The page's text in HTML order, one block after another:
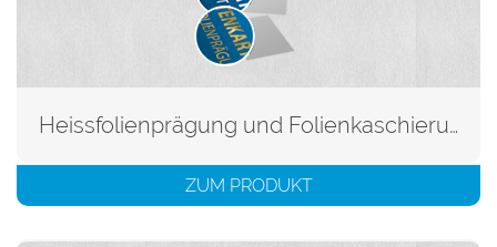
Heissfolienprägung und Folienkaschierung
ZUM PRODUKT